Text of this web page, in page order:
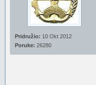
Pridružio: 10 Okt 2012
Poruke: 26280